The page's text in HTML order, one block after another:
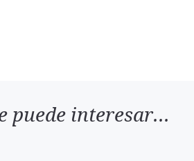
puede interesar...